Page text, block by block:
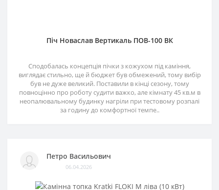
Піч Новаслав Вертикаль ПОВ-100 ВК
Сподобалась концепція пічки з кожухом під каміння,
виглядає стильно, ще й бюджет був обмежений, тому вибір
був не дуже великий. Поставили в кінці сезону, тому
повноцінно про роботу судити важко, але кімнату 45 кв.м в
неопалювальному будинку нагріли при тестовому розпалі
за годину до комфортної темпе..
Петро Васильович
06.04.2026